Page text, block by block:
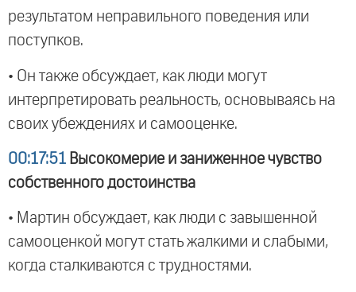
результатом неправильного поведения или
поступков.
• Он также обсуждает, как люди могут
интерпретировать реальность, основываясь на
своих убеждениях и самооценке.
00:17:51 Высокомерие и заниженное чувство
собственного достоинства
• Мартин обсуждает, как люди с завышенной
самооценкой могут стать жалкими и слабыми,
когда сталкиваются с трудностями.